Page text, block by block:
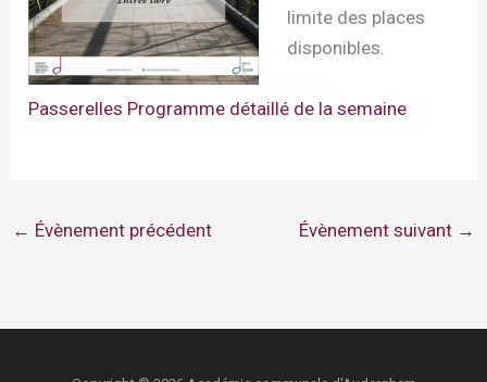
limite des places
disponibles.
Passerelles Programme détaillé de la semaine
← Évènement précédent Évènement suivant →